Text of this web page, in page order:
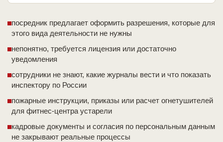
посредник предлагает оформить разрешения, которые для
этого вида деятельности не нужны
непонятно, требуется лицензия или достаточно
уведомления
сотрудники не знают, какие журналы вести и что показать
инспектору по России
пожарные инструкции, приказы или расчет огнетушителей
для фитнес-центра устарели
кадровые документы и согласия по персональным данным
не закрывают реальные процессы